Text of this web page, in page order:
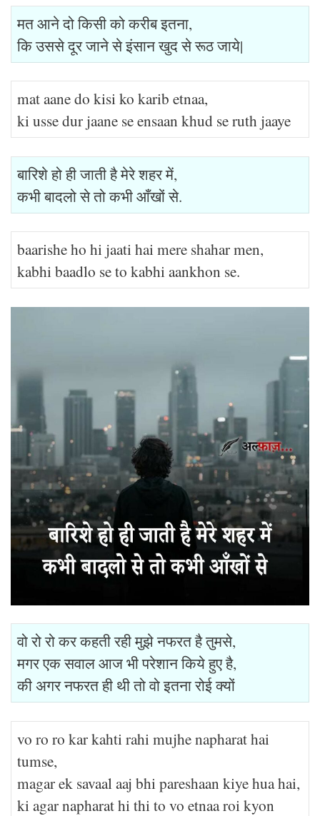
मत आने दो किसी को करीब इतना,
कि उससे दूर जाने से इंसान खुद से रूठ जाये|
mat aane do kisi ko karib etnaa,
ki usse dur jaane se ensaan khud se ruth jaaye
बारिशे हो ही जाती है मेरे शहर में,
कभी बादलो से तो कभी आँखों से.
baarishe ho hi jaati hai mere shahar men,
kabhi baadlo se to kabhi aankhon se.
वो रो रो कर कहती रही मुझे नफरत है तुमसे,
मगर एक सवाल आज भी परेशान किये हुए है,
की अगर नफरत ही थी तो वो इतना रोई क्यों
vo ro ro kar kahti rahi mujhe napharat hai
tumse,
magar ek savaal aaj bhi pareshaan kiye hua hai,
ki agar napharat hi thi to vo etnaa roi kyon